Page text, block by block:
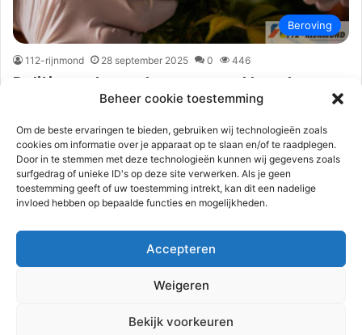
Beheer cookie toestemming
Om de beste ervaringen te bieden, gebruiken wij technologieën zoals
cookies om informatie over je apparaat op te slaan en/of te raadplegen.
Door in te stemmen met deze technologieën kunnen wij gegevens zoals
surfgedrag of unieke ID's op deze site verwerken. Als je geen
toestemming geeft of uw toestemming intrekt, kan dit een nadelige
invloed hebben op bepaalde functies en mogelijkheden.
Accepteren
Weigeren
Bekijk voorkeuren
Beroving
112-rijnmond 28 september 2025 0 446
Politie onderzoek na overval legale
wietkwekerij | Middelweg Hellevoetsluis
Hellevoetsluis – Een wietkwekerij aan de Middelweg is zondag
28 september slachtoffer geworden van een overval. De
overvallers kwamen rond…
Lees meer
Volgende pagin